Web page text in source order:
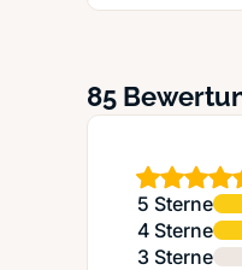
85
5 Sterne
4 Sterne
3 Sterne